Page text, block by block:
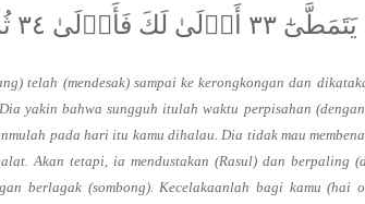
٣٤ ثُمَّ أَوۡلَىٰ لَكَ فَأَوۡلَىٰٓ ٣٥
telah (mendesak) sampai ke kerongkongan dan
yakin bahwa sungguh itulah waktu perpisahan
pada hari itu kamu dihalau. Dia tidak mau
Akan tetapi, ia mendustakan (Rasul) dan berpaling
berlagak (sombong). Kecelakaanlah bagi kamu (hai